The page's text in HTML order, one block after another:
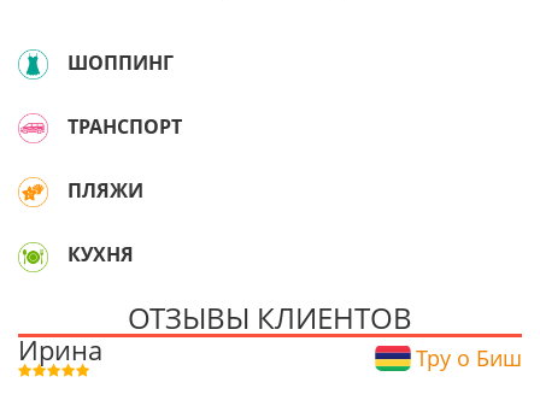
ШОППИНГ
ТРАНСПОРТ
ПЛЯЖИ
КУХНЯ
ОТЗЫВЫ КЛИЕНТОВ
Ирина Тру о Биш